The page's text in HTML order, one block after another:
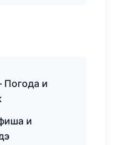
Погода и
и